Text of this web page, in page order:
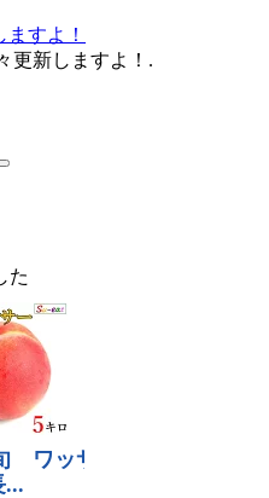
すよ！
更新しますよ！.
た